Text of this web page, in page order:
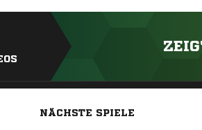
NÄCHSTE SPIELE